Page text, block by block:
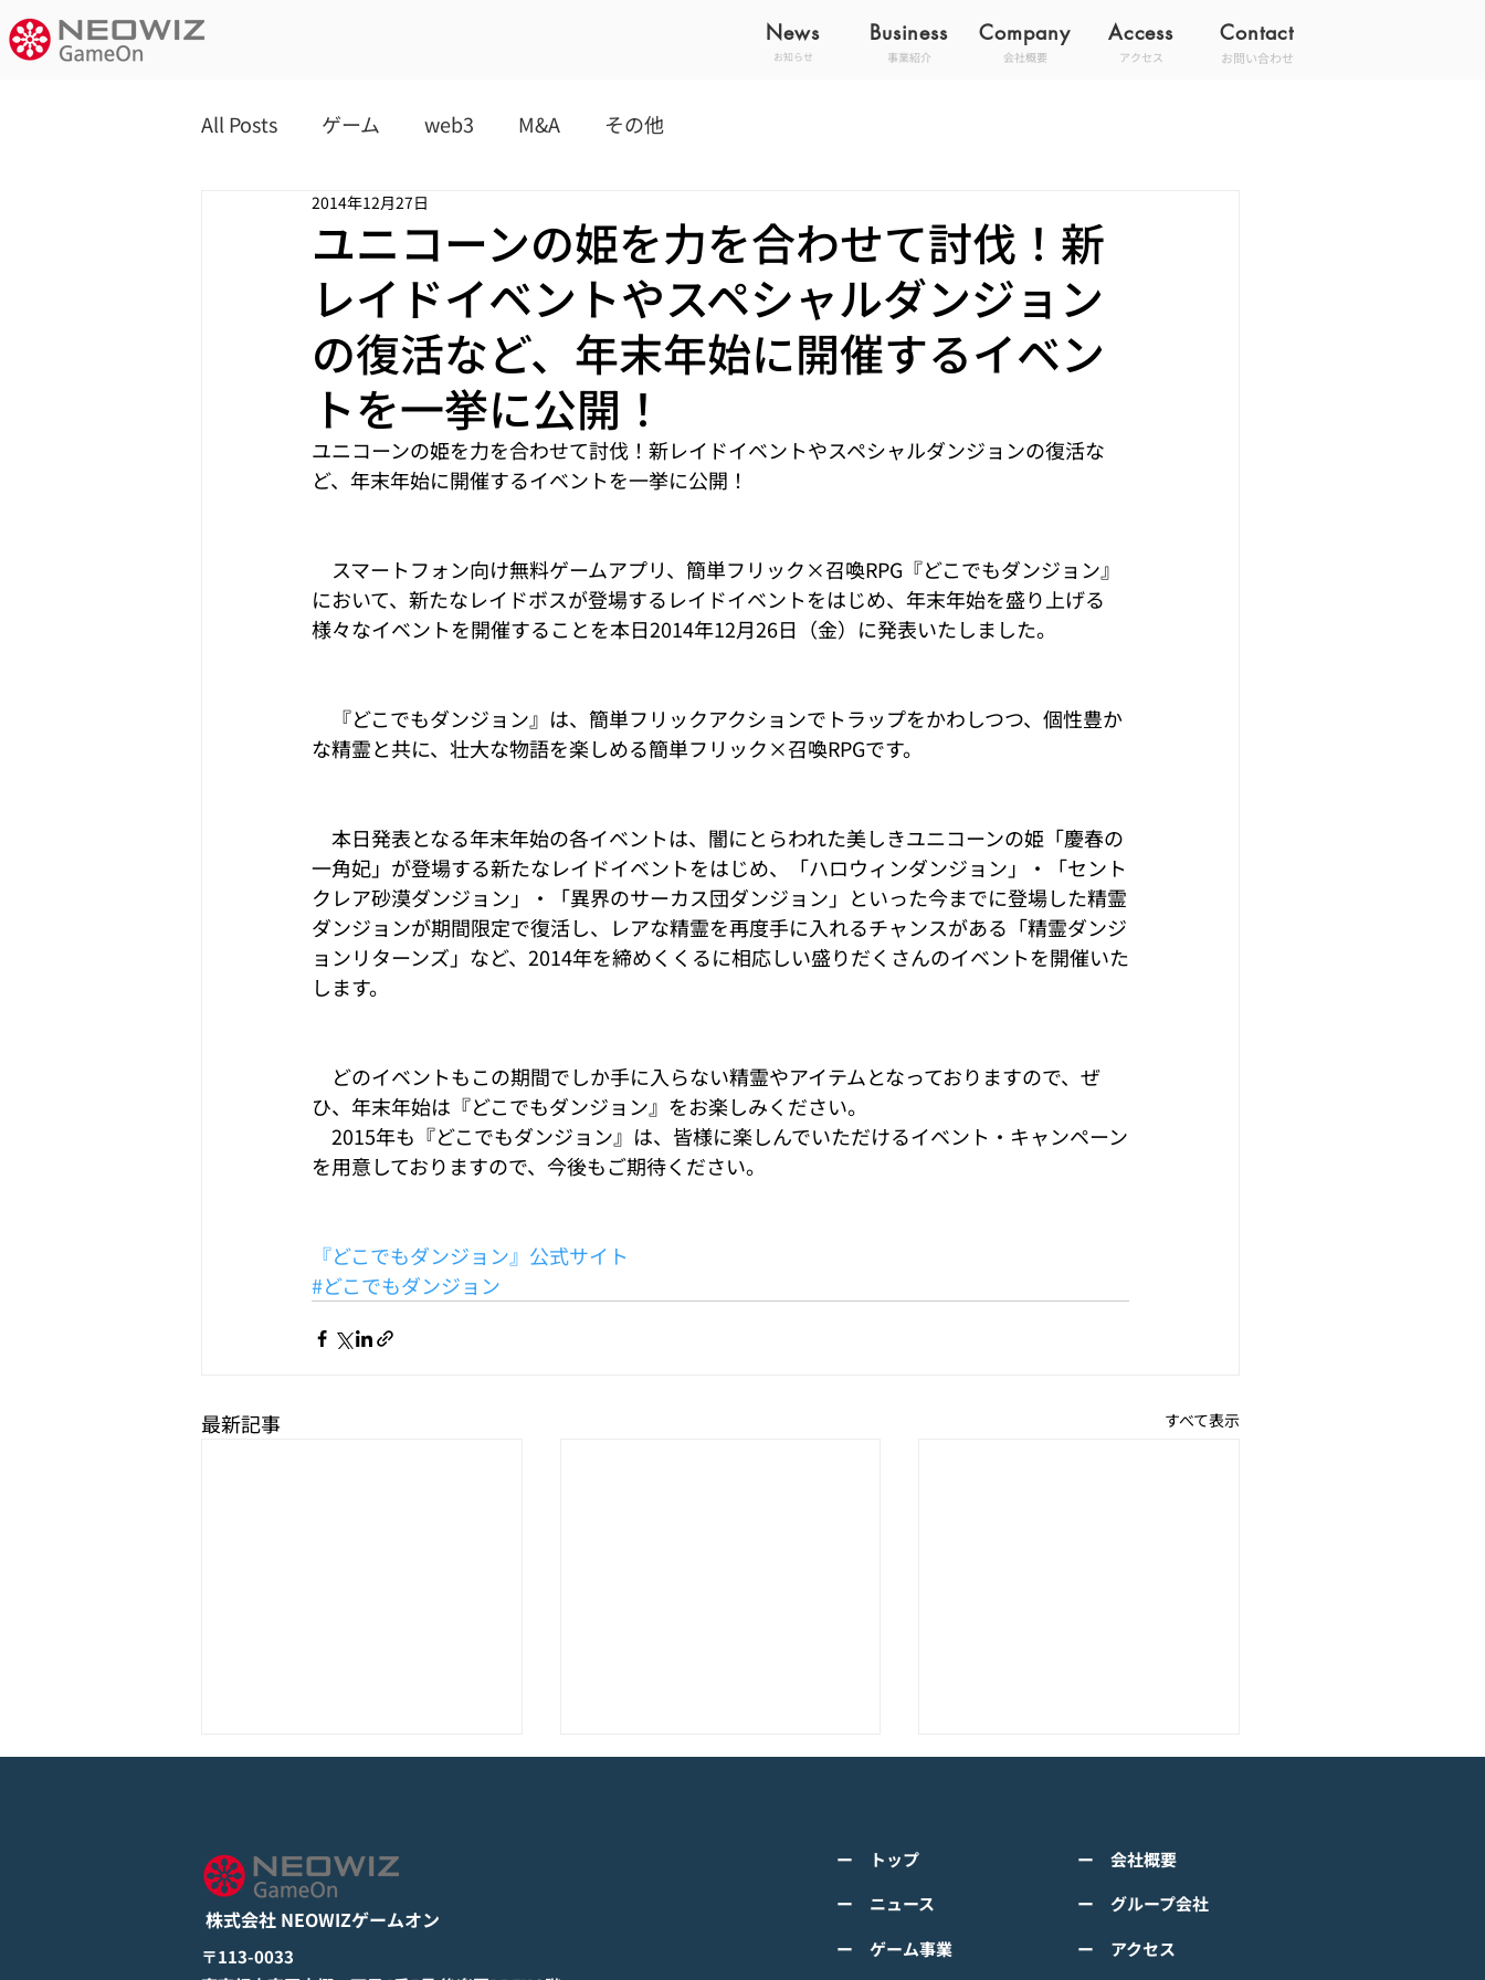
News Business
お知らせ 事業紹介
Access Contact
アクセス お問い合わせ
Company
会社概要
All Posts ゲーム web3 M&A その他
ユニコーンの姫を力を合わせて討伐！新
レイドイベントやスペシャルダンジョン
の復活など、年末年始に開催するイベン
トを一挙に公開！
2014年12月27日
ユニコーンの姫を力を合わせて討伐！新レイドイベントやスペシャルダンジョンの復活な
ど、年末年始に開催するイベントを一挙に公開！
スマートフォン向け無料ゲームアプリ、簡単フリック×召喚RPG『どこでもダンジョン』
において、新たなレイドボスが登場するレイドイベントをはじめ、年末年始を盛り上げる
様々なイベントを開催することを本日2014年12月26日（金）に発表いたしました。
『どこでもダンジョン』は、簡単フリックアクションでトラップをかわしつつ、個性豊か
な精霊と共に、壮大な物語を楽しめる簡単フリック×召喚RPGです。
本日発表となる年末年始の各イベントは、闇にとらわれた美しきユニコーンの姫「慶春の
一角妃」が登場する新たなレイドイベントをはじめ、「ハロウィンダンジョン」・「セント
クレア砂漠ダンジョン」・「異界のサーカス団ダンジョン」といった今までに登場した精霊
ダンジョンが期間限定で復活し、レアな精霊を再度手に入れるチャンスがある「精霊ダンジ
ョンリターンズ」など、2014年を締めくくるに相応しい盛りだくさんのイベントを開催いた
します。
どのイベントもこの期間でしか手に入らない精霊やアイテムとなっておりますので、ぜ
ひ、年末年始は『どこでもダンジョン』をお楽しみください。
2015年も『どこでもダンジョン』は、皆様に楽しんでいただけるイベント・キャンペーン
を用意しておりますので、今後もご期待ください。
『どこでもダンジョン』公式サイト
#どこでもダンジョン
最新記事 すべて表示
けて正式リリース！
詳しくは下記PDFをご確認くださ
い。 【ゲームオン プレスリリ
ース】 モバイル新作『ぼのぼの
なにしてる？』 Google Play
StoreとApp Storeから全世界に
超伝導体！最高のスリックバ
ス】 K-POPアイドル応援アプリ
体！最高のスリックバック・チャ
のぼの なにしてる？』<span
class="space"></span>グロ
詳しくは下記PDFをご確認くださ
い。 【ゲームオン プレスリリ
ース】 TVアニメーション 『ぼの
ぼの なにしてる？』事前登録受
株式会社 NEOWIZゲームオン
​〒113-0033
ー トップ
ー ニュース
ー ゲーム事業
ー 会社概要
ー グループ会社
ー アクセス